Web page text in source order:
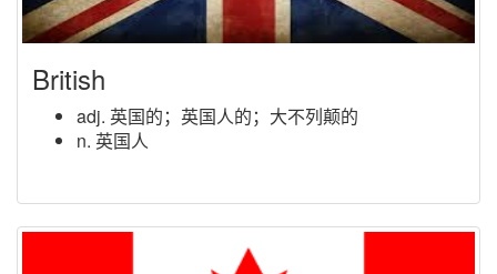
British
adj. 英国的；英国人的；大不列颠的
n. 英国人